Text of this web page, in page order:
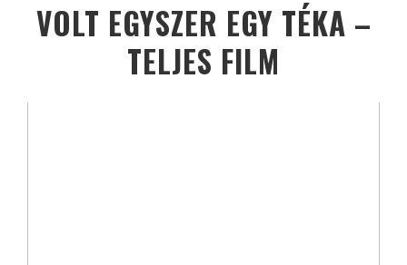
VOLT EGYSZER EGY TÉKA –
TELJES FILM